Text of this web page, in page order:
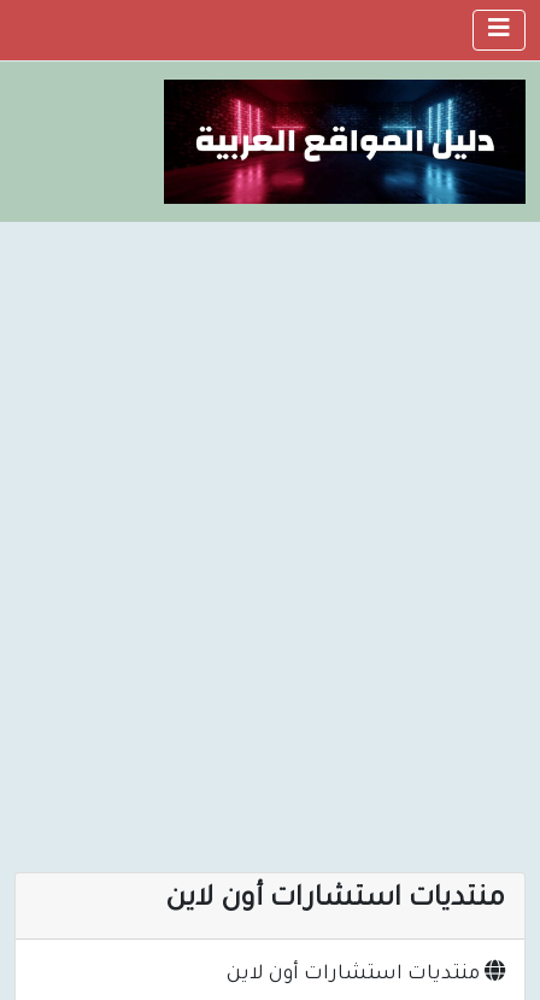
منتديات استشارات أون لاين
منتديات استشارات أون لاين